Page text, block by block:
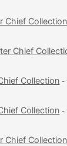
Chief Collection
Chief
Collection -
Collection -
Chief Collection